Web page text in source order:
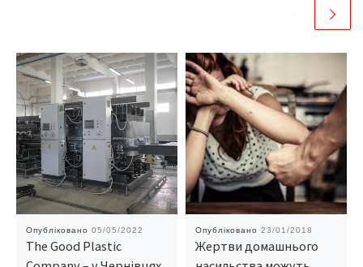
Опубліковано 05/05/2022
The Good Plastic
Опубліковано 23/01/2018
Жертви домашнього